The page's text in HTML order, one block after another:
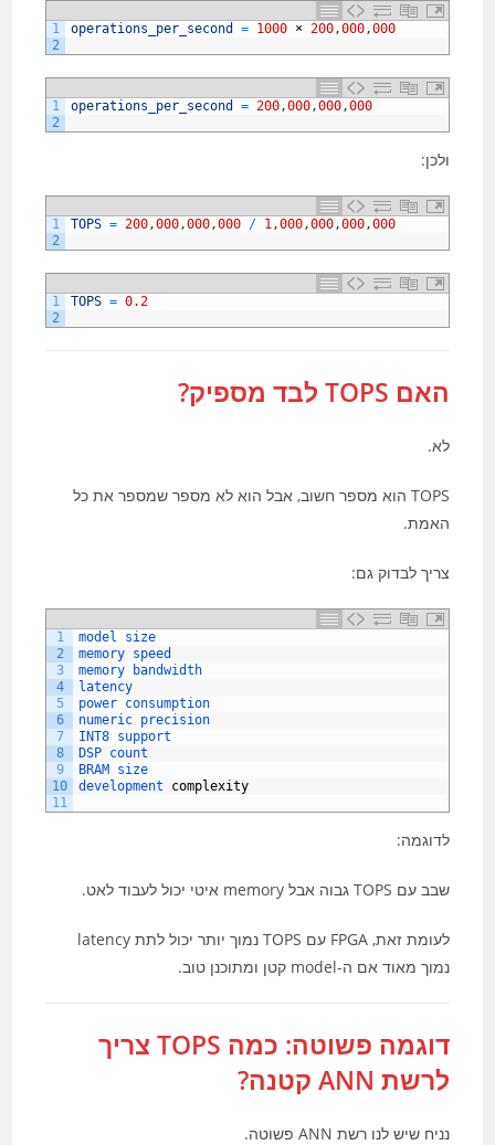
1
2
operations_per_second = 1000 × 200,000,000
1
2
operations_per_second = 200,000,000,000
ולכן:
1
2
TOPS = 200,000,000,000 / 1,000,000,000,000
1
2
TOPS = 0.2
האם TOPS לבד מספיק?
לא.
TOPS הוא מספר חשוב, אבל הוא לא מספר שמספר את כל
האמת.
צריך לבדוק גם:
1
2
3
4
5
6
7
8
9
10
11
model size
memory speed
memory
bandwidth
latency
power consumption
numeric precision
INT8 support
DSP count
BRAM size
development complexity
לדוגמה:
שבב עם TOPS גבוה אבל memory איטי יכול לעבוד לאט.
לעומת זאת, FPGA עם TOPS נמוך יותר יכול לתת latency
נמוך מאוד אם ה-model קטן ומתוכנן טוב.
דוגמה פשוטה: כמה TOPS צריך
לרשת ANN קטנה?
נניח שיש לנו רשת ANN פשוטה.